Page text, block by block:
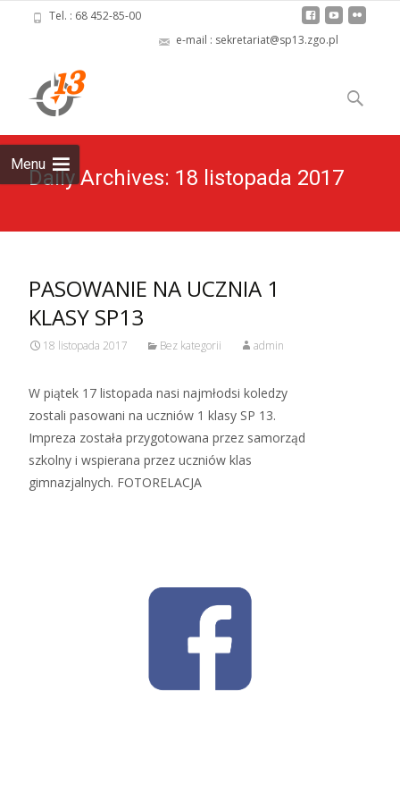
Tel. : 68 452-85-00
e-mail : sekretariat@sp13.zgo.pl
Menu
to
content
Szukaj:
Daily Archives: 18 listopada 2017
PASOWANIE NA UCZNIA 1
KLASY SP13
18 listopada 2017 Bez kategorii admin
W piątek 17 listopada nasi najmłodsi koledzy
zostali pasowani na uczniów 1 klasy SP 13.
Impreza została przygotowana przez samorząd
szkolny i wspierana przez uczniów klas
gimnazjalnych. FOTORELACJA